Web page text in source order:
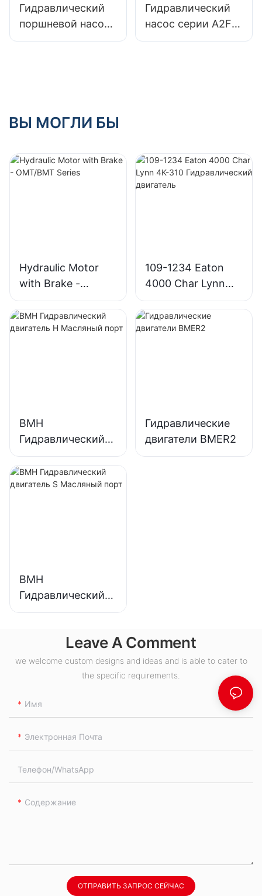
Гидравлический
поршневой насос
серии A7V,
Гидравлический
насос серии A2FO,
поршневой насос,
ВЫ МОГЛИ БЫ
Hydraulic Motor
with Brake -
OMT/BMT Series
109-1234 Eaton
4000 Char Lynn
4K-310
Гидравлический
двигатель
BMH
Гидравлический
двигатель H
Масляный порт
Гидравлические
двигатели BMER2
BMH
Гидравлический
двигатель S
Leave A Comment
we welcome custom designs and ideas and is able to cater to
the specific requirements.
Имя
Электронная Почта
Телефон/WhatsApp
Содержание
ОТПРАВИТЬ ЗАПРОС СЕЙЧАС